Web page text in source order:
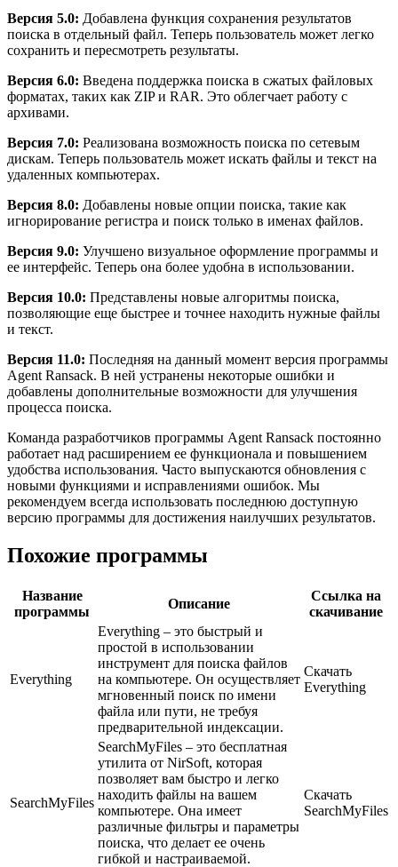
Версия 5.0: Добавлена функция сохранения результатов
поиска в отдельный файл. Теперь пользователь может легко
сохранить и пересмотреть результаты.
Версия 6.0: Введена поддержка поиска в сжатых файловых
форматах, таких как ZIP и RAR. Это облегчает работу с
архивами.
Версия 7.0: Реализована возможность поиска по сетевым
дискам. Теперь пользователь может искать файлы и текст на
удаленных компьютерах.
Версия 8.0: Добавлены новые опции поиска, такие как
игнорирование регистра и поиск только в именах файлов.
Версия 9.0: Улучшено визуальное оформление программы и
ее интерфейс. Теперь она более удобна в использовании.
Версия 10.0: Представлены новые алгоритмы поиска,
позволяющие еще быстрее и точнее находить нужные файлы
и текст.
Версия 11.0: Последняя на данный момент версия программы
Agent Ransack. В ней устранены некоторые ошибки и
добавлены дополнительные возможности для улучшения
процесса поиска.
Команда разработчиков программы Agent Ransack постоянно
работает над расширением ее функционала и повышением
удобства использования. Часто выпускаются обновления с
новыми функциями и исправлениями ошибок. Мы
рекомендуем всегда использовать последнюю доступную
версию программы для достижения наилучших результатов.
Похожие программы
Название
программы
Описание
Ссылка на
скачивание
Everything
Everything – это быстрый и
простой в использовании
инструмент для поиска файлов
на компьютере. Он осуществляет
мгновенный поиск по имени
файла или пути, не требуя
предварительной индексации.
Скачать
Everything
SearchMyFiles
SearchMyFiles – это бесплатная
утилита от NirSoft, которая
позволяет вам быстро и легко
находить файлы на вашем
компьютере. Она имеет
различные фильтры и параметры
поиска, что делает ее очень
гибкой и настраиваемой.
Скачать
SearchMyFiles